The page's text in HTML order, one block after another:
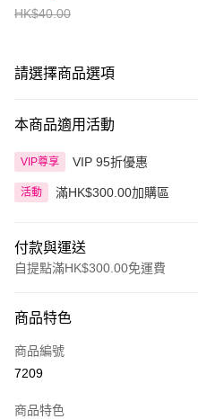
HK$40.00
請選擇商品選項
本商品適用活動
VIP尊享 VIP 95折優惠
活動 滿HK$300.00加購區
付款與運送
自提點滿HK$300.00免運費
信用卡
Apple Pay
商品特色
商品編號
7209
商品特色